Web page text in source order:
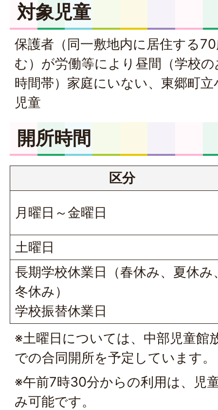
対象児童
保護者（同一敷地内に居住する
む）が労働等により昼間（学校
時間帯）家庭にいない、東郷町
児童
開所時間
区分
月曜日～金曜日
土曜日
長期学校休業日（春休み、夏休み
冬休み）
学校振替休業日
※土曜日については、中部児童館
での合同開所を予定しています。
※午前7時30分からの利用は、児
み可能です。